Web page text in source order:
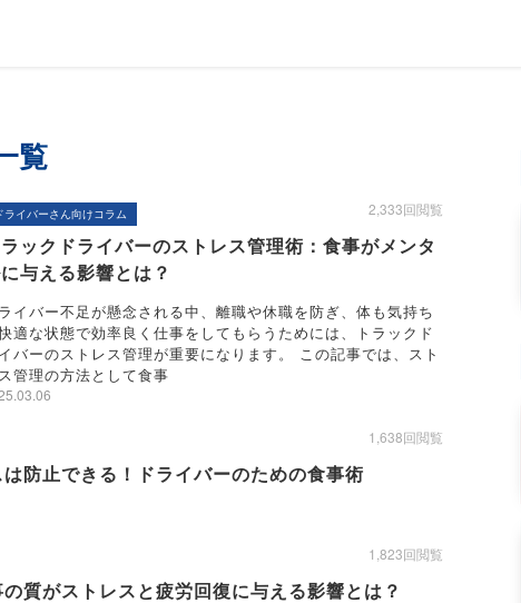
覧
ライバーさん向けコラム 2,333回閲覧
ックドライバーのストレス管理術：食事がメンタ
与える影響とは？
イバー不足が懸念される中、離職や休職を防ぎ、体も気持ち
適な状態で効率良く仕事をしてもらうためには、トラックド
バーのストレス管理が重要になります。 この記事では、スト
管理の方法として食事
1,638回閲覧
防止できる！ドライバーのための食事術
1,823回閲覧
質がストレスと疲労回復に与える影響とは？